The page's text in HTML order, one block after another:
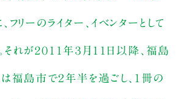
フリーのライター、イベンターとして
れが２０１１年３月１１日以降、福島
は福島市で２年半を過ごし、１冊の